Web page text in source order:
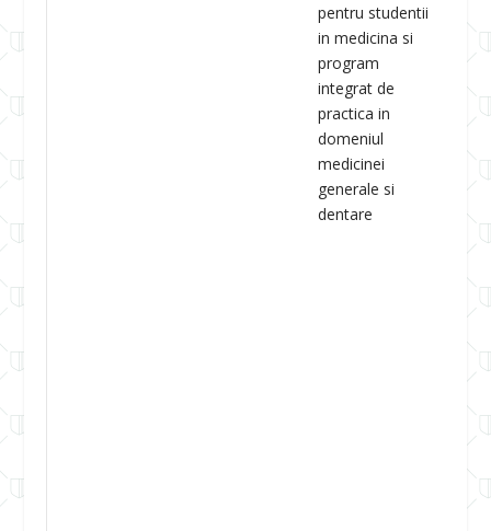
pentru studentii
in medicina si
program
integrat de
practica in
domeniul
medicinei
generale si
dentare